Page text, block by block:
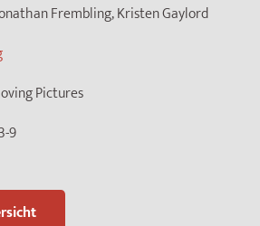
Frembling, Kristen Gaylord
Pictures
9